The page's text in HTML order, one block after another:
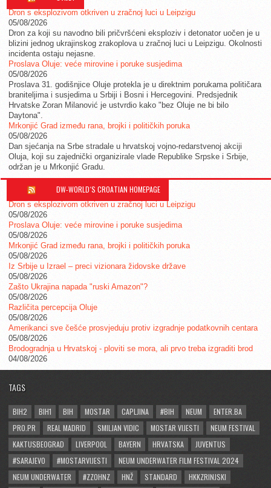
Dron s eksplozivom otkriven u zračnoj luci u Leipzigu
05/08/2026
Dron za koji su navodno bili pričvršćeni eksploziv i detonator uočen je u
blizini jednog ukrajinskog zrakoplova u zračnoj luci u Leipzigu. Okolnosti
incidenta ostaju nejasne.
Proslava Oluje: veće mirovine i poruke susjedima
05/08/2026
Proslava 31. godišnjice Oluje protekla je u direktnim porukama političara
braniteljima i susjedima u Srbiji i Bosni i Hercegovini. Predsjednik
Hrvatske Zoran Milanović je ustvrdio kako "bez Oluje ne bi bilo
Daytona".
Mrkonjić Grad između rana, brojki i političkih poruka
05/08/2026
Dan sjećanja na Srbe stradale u hrvatskoj vojno-redarstvenoj akciji
Oluja, koji su zajednički organizirale vlade Republike Srpske i Srbije,
održan je u Mrkonjić Gradu.
DW-WORLD´S CROATIAN HOMEPAGE
Dron s eksplozivom otkriven u zračnoj luci u Leipzigu
05/08/2026
Proslava Oluje: veće mirovine i poruke susjedima
05/08/2026
Mrkonjić Grad između rana, brojki i političkih poruka
05/08/2026
Iz Srbije u Izrael – preci vizionara židovske države
05/08/2026
Zašto Ukrajina napada "ruski Amazon"?
05/08/2026
Različita percepcija Oluje
05/08/2026
Amerikanci sve češće prosvjeduju protiv izgradnje podatkovnih centara
05/08/2026
Brodogradnja u Hrvatskoj - ploviti se mora, ali prvo treba izgraditi brod
04/08/2026
TAGS
BIH2 BIH1 BIH MOSTAR CAPLJINA #BIH NEUM
ENTER.BA
PRO.PR
REAL MADRID SMILJAN VIDIC MOSTAR VIJESTI
NEUM FESTIVAL
KAKTUSBEOGRAD
LIVERPOOL BAYERN HRVATSKA
JUVENTUS
#SARAJEVO
#MOSTARVIJESTI
NEUM UNDERWATER FILM FESTIVAL 2024
NEUM UNDERWATER
#ZZOHNZ HNŽ STANDARD
HKKZRINJSKI